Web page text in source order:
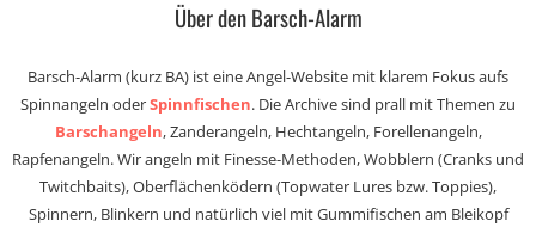
Über den Barsch-Alarm
Barsch-Alarm (kurz BA) ist eine Angel-Website mit klarem Fokus aufs
Spinnangeln oderSpinnfischen. Die Archive sind prall mit Themen zu
Barschangeln, Zanderangeln, Hechtangeln, Forellenangeln,
Rapfenangeln. Wir angeln mit Finesse-Methoden, Wobblern (Cranks und
Twitchbaits), Oberflächenködern (Topwater Lures bzw. Toppies),
Spinnern, Blinkern und natürlich viel mit Gummifischen am Bleikopf